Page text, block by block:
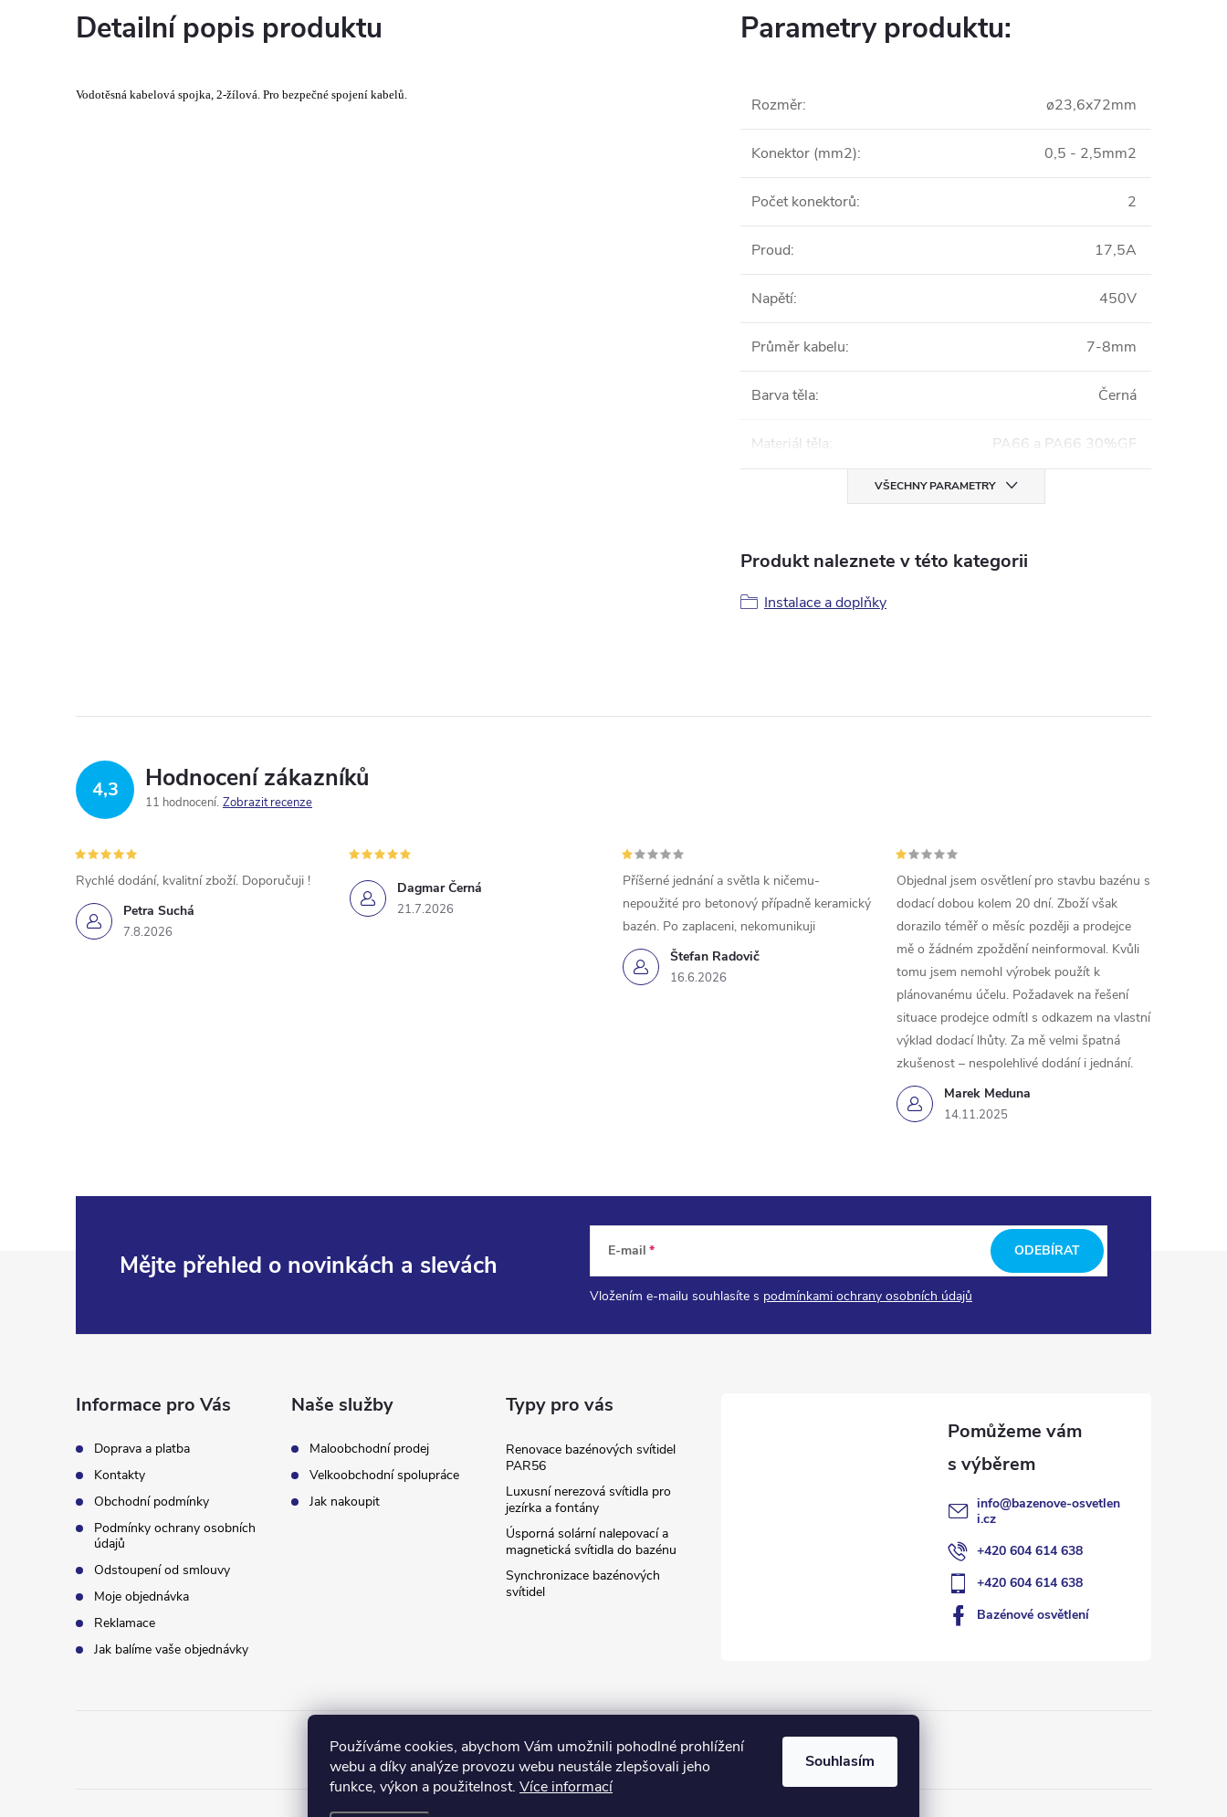
Používáme cookies, abychom Vám umožnili pohodlné prohlížení
webu a díky analýze provozu webu neustále zlepšovali jeho
funkce, výkon a použitelnost. Více informací
Souhlasím
Detailní popis produktu
Vodotěsná kabelová spojka, 2-žílová. Pro bezpečné spojení kabelů.
Parametry produktu:
Rozměr: ø23,6x72mm
Konektor (mm2): 0,5 - 2,5mm2
Počet konektorů: 2
Proud: 17,5A
Napětí: 450V
Průměr kabelu: 7-8mm
Barva těla: Černá
Materiál těla: PA66 a PA66 30%GF
VŠECHNY PARAMETRY
Produkt naleznete v této kategorii
Instalace a doplňky
4,3 Hodnocení zákazníků
11 hodnocení Zobrazit recenze
Petra Suchá
7.8.2026
Rychlé dodání, kvalitní zboží. Doporučuji ! Dagmar Černá
21.7.2026
Štefan Radovič
16.6.2026
Příšerné jednání a světla k ničemu-
nepoužité pro betonový případně keramický
bazén. Po zaplaceni, nekomunikuji
Marek Meduna
14.11.2025
Objednal jsem osvětlení pro stavbu bazénu s
dodací dobou kolem 20 dní. Zboží však
dorazilo téměř o měsíc později a prodejce
mě o žádném zpoždění neinformoval. Kvůli
tomu jsem nemohl výrobek použít k
plánovanému účelu. Požadavek na řešení
situace prodejce odmítl s odkazem na vlastní
výklad dodací lhůty. Za mě velmi špatná
zkušenost – nespolehlivé dodání i jednání.
Mějte přehled o novinkách a slevách E-mail
Vložením e-mailu souhlasíte s podmínkami ochrany osobních údajů
ODEBÍRAT
Informace pro Vás
Doprava a platba
Kontakty
Obchodní podmínky
Podmínky ochrany osobních
údajů
Odstoupení od smlouvy
Moje objednávka
Reklamace
Jak balíme vaše objednávky
Naše služby
Maloobchodní prodej
Velkoobchodní spolupráce
Jak nakoupit
Typy pro vás
Renovace bazénových svítidel
PAR56
Luxusní nerezová svítidla pro
jezírka a fontány
Úsporná solární nalepovací a
magnetická svítidla do bazénu
Synchronizace bazénových
svítidel
info@bazenove-osvetlen
i.cz
+420 604 614 638
+420 604 614 638
Bazénové osvětlení
ledlumin.cz